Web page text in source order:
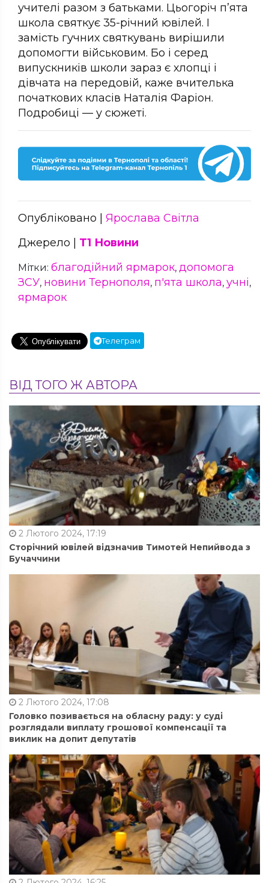
учителі разом з батьками. Цьогоріч п’ята
школа святкує 35-річний ювілей. І
замість гучних святкувань вирішили
допомогти військовим. Бо і серед
випускників школи зараз є хлопці і
дівчата на передовій, каже вчителька
початкових класів Наталія Фаріон.
Подробиці — у сюжеті.
Опубліковано | Ярослава Світла
Джерело | Т1 Новини
Мітки: благодійний ярмарок, допомога
ЗСУ, новини Тернополя, п'ята школа, учні,
ярмарок
Телеграм
ВІД ТОГО Ж АВТОРА
2 Лютого 2024, 17:19
Сторічний ювілей відзначив Тимотей Непийвода з
Бучаччини
2 Лютого 2024, 17:08
Головко позивається на обласну раду: у суді
розглядали виплату грошової компенсації та
виклик на допит депутатів